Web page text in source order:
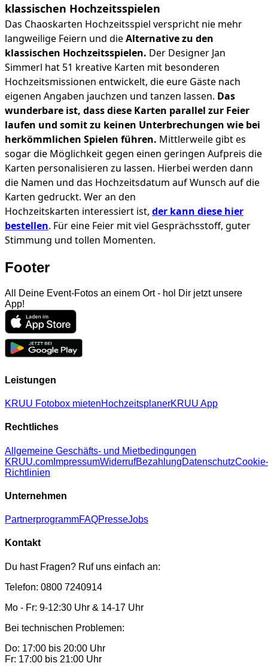
klassischen Hochzeitsspielen
Das Chaoskarten Hochzeitsspiel verspricht nie mehr
langweilige Feiern und dieAlternative zu den
klassischen Hochzeitsspielen. Der Designer Jan
Simmerl hat 51 kreative Karten mit besonderen
Hochzeitsmissionen entwickelt, die eure Gäste nach
eigenen Angaben jauchzen und tanzen lassen. Das
wunderbare ist, dass diese Karten parallel zur Feier
laufen und somit zu keinen Unterbrechungen wie bei
herkömmlichen Spielen führen. Mittlerweile gibt es
sogar die Möglichkeit gegen einen geringen Aufpreis die
Karten personalisieren zu lassen. Hierbei werden dann
die Namen und das Hochzeitsdatum auf Wunsch auf die
Karten gedruckt. Wer an den
Hochzeitskarten interessiert ist, der kann diese hier
bestellen. Für eine Feier mit viel Gesprächsstoff, guter
Stimmung und tollen Momenten.
Footer
All Deine Event-Fotos an einem Ort - hol Dir jetzt unsere
App!
Leistungen
KRUU Fotobox mietenHochzeitsplanerKRUU App
Rechtliches
Allgemeine Geschäfts- und Mietbedingungen
KRUU.com ImpressumWiderrufBezahlungDatenschutzCookie-
Richtlinien
Unternehmen
PartnerprogrammFAQPresseJobs
Kontakt
Du hast Fragen? Ruf uns einfach an:
Telefon: 0800 7240914
Mo - Fr: 9-12:30 Uhr & 14-17 Uhr
Bei technischen Problemen:
Do: 17:00 bis 20:00 Uhr
Fr: 17:00 bis 21:00 Uhr